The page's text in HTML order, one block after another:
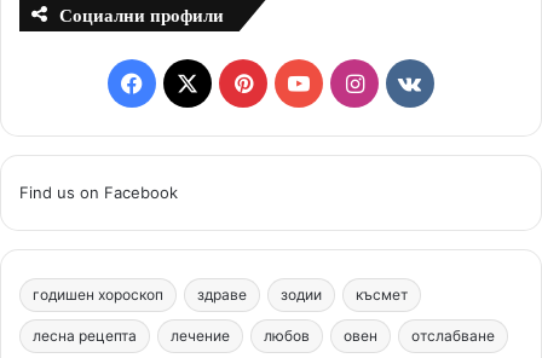
Социални профили
F
a
e
b
o
X
P
i
t
e
r
Y
o
T
u
b
I
n
t
a
g
v
k
c
m
Find us on Facebook
годишен хороскоп здраве зодии късмет
лесна рецепта лечение любов овен отслабване